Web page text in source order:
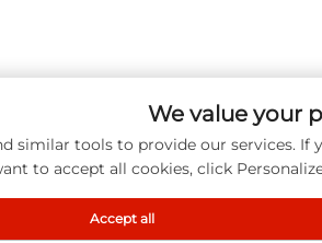
We
cookies and similar tools to provide our
want to accept all cookies, click